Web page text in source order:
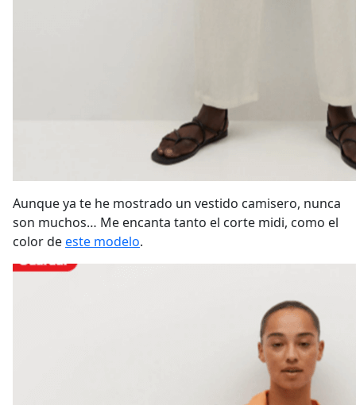
Aunque ya te he mostrado un vestido camisero, nunca
son muchos… Me encanta tanto el corte midi, como el
color deeste modelo.